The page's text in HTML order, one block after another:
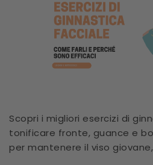
Scopri i migliori esercizi di
tonificare fronte, guance e
per mantenere il viso